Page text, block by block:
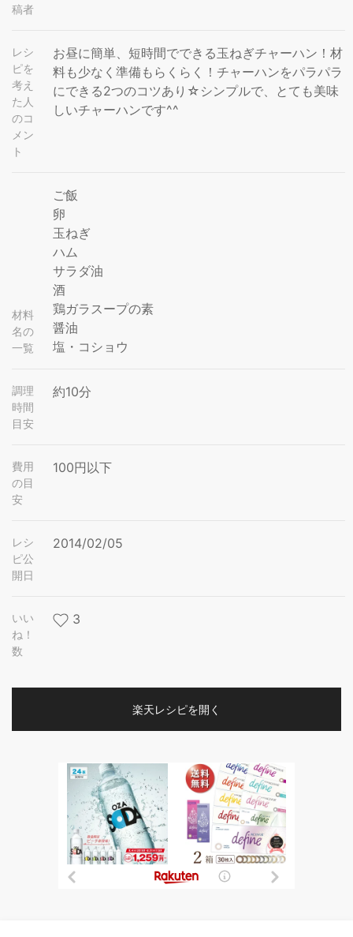
稿者
レシ
ピを
考え
た人
のコ
メン
ト
お昼に簡単、短時間でできる玉ねぎチャーハン！材
料も少なく準備もらくらく！チャーハンをパラパラ
にできる2つのコツあり☆シンプルで、とても美味
しいチャーハンです^^
材料
名の
一覧
ご飯
卵
玉ねぎ
ハム
サラダ油
酒
鶏ガラスープの素
醤油
塩・コショウ
調理
時間
目安
約10分
費用
の目
安
100円以下
レシ
ピ公
開日
2014/02/05
いい
ね！
数
3
楽天レシピを開く